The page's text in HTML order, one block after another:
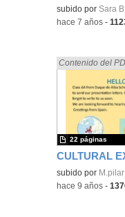
Contenido
subido por Sara B.
-hace 7 años -
Encontrado
Contenido del
subido por M.pilar
22 páginas
-hace 9 años -